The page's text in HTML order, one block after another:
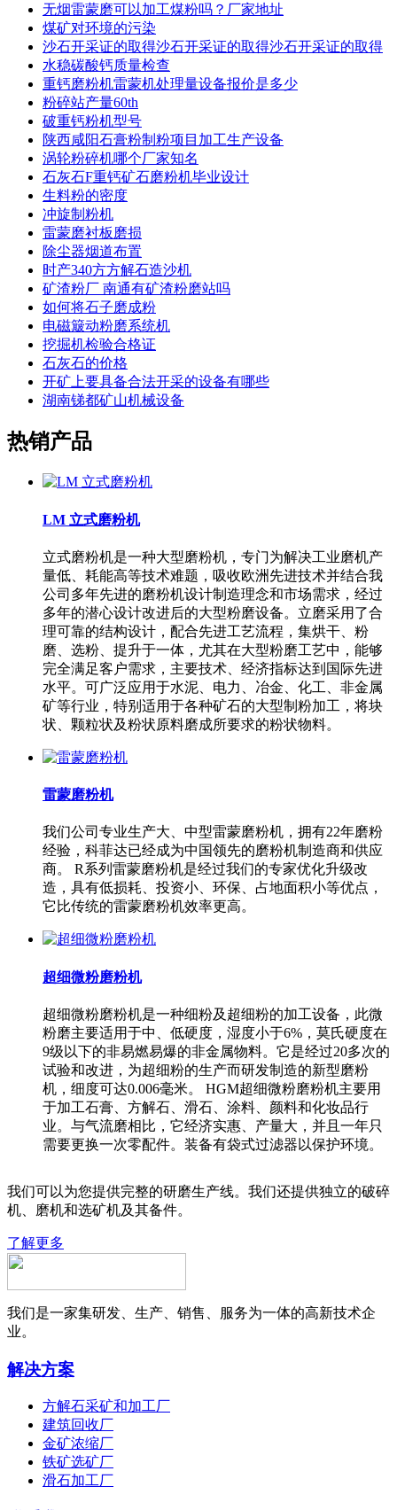
无烟雷蒙磨可以加工煤粉吗？厂家地址
煤矿对环境的污染
沙石开采证的取得沙石开采证的取得沙石开采证的取得
水稳碳酸钙质量检查
重钙磨粉机雷蒙机处理量设备报价是多少
粉碎站产量60th
破重钙粉机型号
陕西咸阳石膏粉制粉项目加工生产设备
涡轮粉碎机哪个厂家知名
石灰石F重钙矿石磨粉机毕业设计
生料粉的密度
冲旋制粉机
雷蒙磨衬板磨损
除尘器烟道布置
时产340方方解石造沙机
矿渣粉厂 南通有矿渣粉磨站吗
如何将石子磨成粉
电磁簸动粉磨系统机
挖掘机检验合格证
石灰石的价格
开矿上要具备合法开采的设备有哪些
湖南锑都矿山机械设备
热销产品
LM 立式磨粉机
立式磨粉机是一种大型磨粉机，专门为解决工业磨机产
量低、耗能高等技术难题，吸收欧洲先进技术并结合我
公司多年先进的磨粉机设计制造理念和市场需求，经过
多年的潜心设计改进后的大型粉磨设备。立磨采用了合
理可靠的结构设计，配合先进工艺流程，集烘干、粉
磨、选粉、提升于一体，尤其在大型粉磨工艺中，能够
完全满足客户需求，主要技术、经济指标达到国际先进
水平。可广泛应用于水泥、电力、冶金、化工、非金属
矿等行业，特别适用于各种矿石的大型制粉加工，将块
状、颗粒状及粉状原料磨成所要求的粉状物料。
雷蒙磨粉机
我们公司专业生产大、中型雷蒙磨粉机，拥有22年磨粉
经验，科菲达已经成为中国领先的磨粉机制造商和供应
商。 R系列雷蒙磨粉机是经过我们的专家优化升级改
造，具有低损耗、投资小、环保、占地面积小等优点，
它比传统的雷蒙磨粉机效率更高。
超细微粉磨粉机
超细微粉磨粉机是一种细粉及超细粉的加工设备，此微
粉磨主要适用于中、低硬度，湿度小于6%，莫氏硬度在
9级以下的非易燃易爆的非金属物料。它是经过20多次的
试验和改进，为超细粉的生产而研发制造的新型磨粉
机，细度可达0.006毫米。 HGM超细微粉磨粉机主要用
于加工石膏、方解石、滑石、涂料、颜料和化妆品行
业。与气流磨相比，它经济实惠、产量大，并且一年只
需要更换一次零配件。装备有袋式过滤器以保护环境。
我们可以为您提供完整的研磨生产线。我们还提供独立的破碎
机、磨机和选矿机及其备件。
了解更多
我们是一家集研发、生产、销售、服务为一体的高新技术企
业。
解决方案
方解石采矿和加工厂
建筑回收厂
金矿浓缩厂
铁矿选矿厂
滑石加工厂